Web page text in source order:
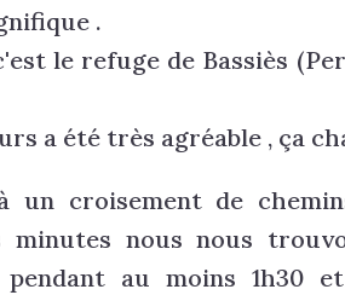
.
le refuge de Bassiès
a été très agréable , ça
un croisement de
minutes nous nous
pendant au moins 1h30